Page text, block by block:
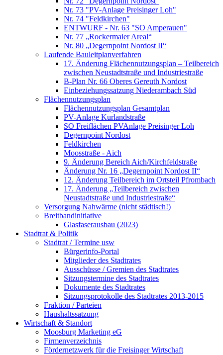
Nr. 73 "PV-Anlage Preisinger Loh"
Nr. 74 "Feldkirchen"
ENTWURF - Nr. 63 "SO Amperauen"
Nr. 77 „Rockermaier Areal“
Nr. 80 „Degernpoint Nordost II“
Laufende Bauleitplanverfahren
17. Änderung Flächennutzungsplan – Teilbereich
zwischen Neustadtstraße und Industriestraße
B-Plan Nr. 66 Oberes Gereuth Nordost
Einbeziehungssatzung Niederambach Süd
Flächennutzungsplan
Flächennutzungsplan Gesamtplan
PV-Anlage Kurlandstraße
SO Freiflächen PV­Anlage Preisinger Loh
Degernpoint Nordost
Feldkirchen
Moosstraße - Aich
9. Änderung Bereich Aich/Kirchfeldstraße
Änderung Nr. 16 „Degernpoint Nordost II“
12. Änderung Teilbereich im Ortsteil Pfrombach
17. Änderung „Teilbereich zwischen
Neustadtstraße und Industriestraße“
Versorgung Nahwärme (nicht städtisch!)
Breitbandinitiative
Glasfaserausbau (2023)
Stadtrat & Politik
Stadtrat / Termine usw
Bürgerinfo-Portal
Mitglieder des Stadtrates
Ausschüsse / Gremien des Stadtrates
Sitzungstermine des Stadtrates
Dokumente des Stadtrates
Sitzungsprotokolle des Stadtrates 2013-2015
Fraktion / Parteien
Haushaltssatzung
Wirtschaft & Standort
Moosburg Marketing eG
Firmenverzeichnis
Fördernetzwerk für die Freisinger Wirtschaft